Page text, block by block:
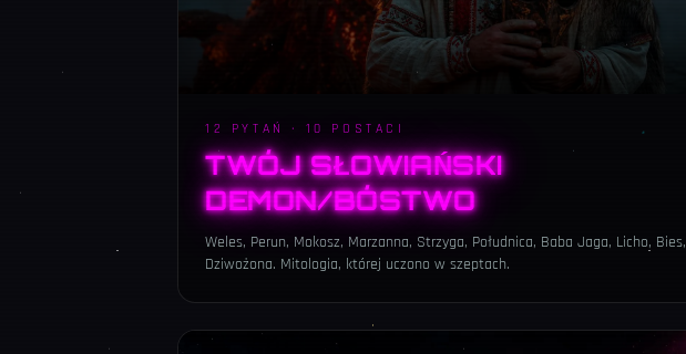
12 PYTAŃ · 10 POSTACI
TWÓJ SŁOWIAŃSKI
DEMON/BÓSTWO
Weles, Perun, Mokosz, Marzanna, Strzyga, Południca, Baba Jaga, Licho, Bies,
Dziwożona. Mitologia, której uczono w szeptach.